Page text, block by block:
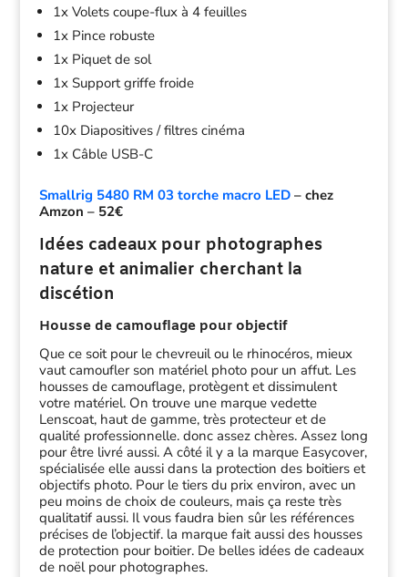
1x Volets coupe-flux à 4 feuilles
1x Pince robuste
1x Piquet de sol
1x Support griffe froide
1x Projecteur
10x Diapositives / filtres cinéma
1x Câble USB-C
Smallrig 5480 RM 03 torche macro LED– chez
Amzon – 52€
Idées cadeaux pour photographes
nature et animalier cherchant la
discétion
Housse de camouflage pour objectif
Que ce soit pour le chevreuil ou le rhinocéros, mieux
vaut camoufler son matériel photo pour un affut. Les
housses de camouflage, protègent et dissimulent
votre matériel. On trouve une marque vedette
Lenscoat, haut de gamme, très protecteur et de
qualité professionnelle. donc assez chères. Assez long
pour être livré aussi. A côté il y a la marque Easycover,
spécialisée elle aussi dans la protection des boitiers et
objectifs photo. Pour le tiers du prix environ, avec un
peu moins de choix de couleurs, mais ça reste très
qualitatif aussi. Il vous faudra bien sûr les références
précises de l’objectif. la marque fait aussi des housses
de protection pour boitier. De belles idées de cadeaux
de noël pour photographes.